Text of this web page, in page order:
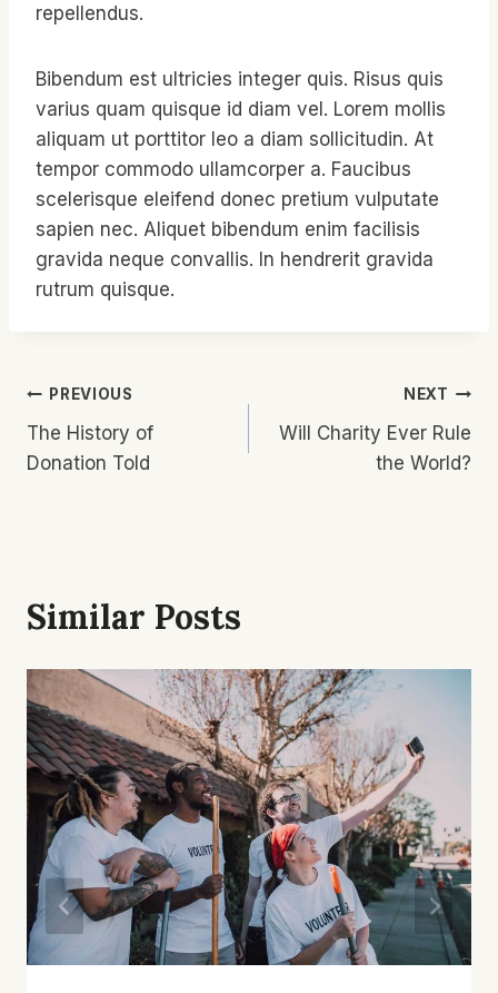
repellendus.
Bibendum est ultricies integer quis. Risus quis
varius quam quisque id diam vel. Lorem mollis
aliquam ut porttitor leo a diam sollicitudin. At
tempor commodo ullamcorper a. Faucibus
scelerisque eleifend donec pretium vulputate
sapien nec. Aliquet bibendum enim facilisis
gravida neque convallis. In hendrerit gravida
rutrum quisque.
Post
Navigation
PREVIOUS
The History of
Donation Told
NEXT
Will Charity Ever Rule
the World?
Similar Posts